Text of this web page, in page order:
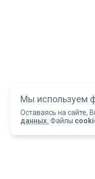
Мы используем
Оставаясь на сайте,
данных. Файлы